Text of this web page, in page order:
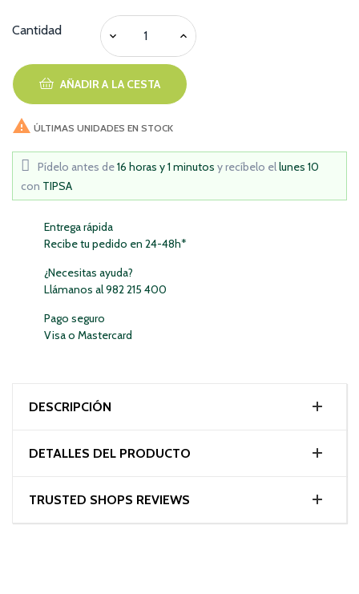
Cantidad
AÑADIR A LA CESTA
 ÚLTIMAS UNIDADES EN STOCK
Pídelo antes de16 horas y 1 minutos y recíbelo ellunes 10
con TIPSA
Entrega rápida
Recibe tu pedido en 24-48h*
¿Necesitas ayuda?
Llámanos al 982 215 400
Pago seguro
Visa o Mastercard
DESCRIPCIÓN
DETALLES DEL PRODUCTO
TRUSTED SHOPS REVIEWS